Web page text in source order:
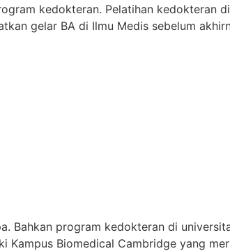
kedokteran. Pelatihan kedokteran
gelar BA di Ilmu Medis sebelum
Bahkan program kedokteran di
Biomedical Cambridge yang